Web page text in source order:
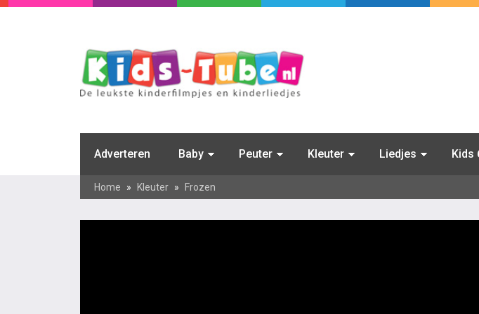
Adverteren Baby Peuter Kleuter Liedjes Kids
Home » Kleuter » Frozen